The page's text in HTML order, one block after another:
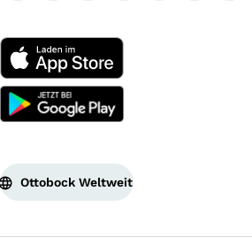
Ottobock Weltweit